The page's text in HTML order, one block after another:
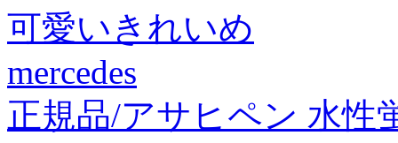
可愛いきれいめ
mercedes
正規品/アサヒペン 水性